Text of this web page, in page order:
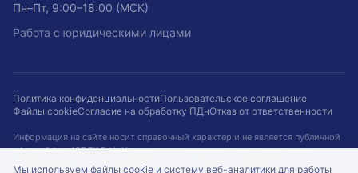
Пн–Пт, 9:00–18:00 (МСК)
Работа с юридическими лицами
Политика конфиденциальностиПользовательское соглашение
Файлы cookieСогласие на обработку ПДнОтказ от ответственности
Информация на сайте носит справочный характер и не является публичной
офертой (ст. 437 ГК РФ). Наличие, цены и сроки не гарантируются и
подтверждаются при оформлении заказа. Кейсы приведены для примера.
Мы используем файлы cookie и систему веб-аналитики для работы